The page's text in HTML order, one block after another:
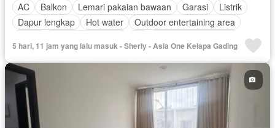
AC
Balkon Lemari pakaian bawaan Garasi
Listrik
Dapur lengkap
Hot water
Outdoor entertaining area
5 hari, 11 jam yang lalu masuk - Sherly - Asia One Kelapa Gading